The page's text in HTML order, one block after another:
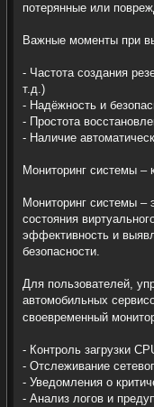
потерянные или
Важные моменты при
- Частота создания
т.д.)
- Надёжность и
- Простота
- Наличие
Мониторинг системы –
Мониторинг системы –
состояния
эффективность и
безопасности.
Для пользователей,
автомобильных
своевременный
- Контроль загрузки
- Отслеживание
- Уведомления о
- Анализ логов и